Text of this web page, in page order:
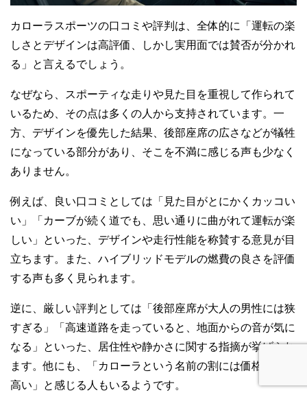
カローラスポーツの口コミや評判は、全体的に「運転の楽
しさとデザインは高評価、しかし実用面では賛否が分かれ
る」と言えるでしょう。
なぜなら、スポーティな走りや見た目を重視して作られて
いるため、その点は多くの人から支持されています。一
方、デザインを優先した結果、後部座席の広さなどが犠牲
になっている部分があり、そこを不満に感じる声も少なく
ありません。
例えば、良い口コミとしては「見た目がとにかくカッコい
い」「カーブが続く道でも、思い通りに曲がれて運転が楽
しい」といった、デザインや走行性能を称賛する意見が目
立ちます。また、ハイブリッドモデルの燃費の良さを評価
する声も多く見られます。
逆に、厳しい評判としては「後部座席が大人の男性には狭
すぎる」「高速道路を走っていると、地面からの音が気に
なる」といった、居住性や静かさに関する指摘が挙げられ
ます。他にも、「カローラという名前の割には価格が少し
高い」と感じる人もいるようです。